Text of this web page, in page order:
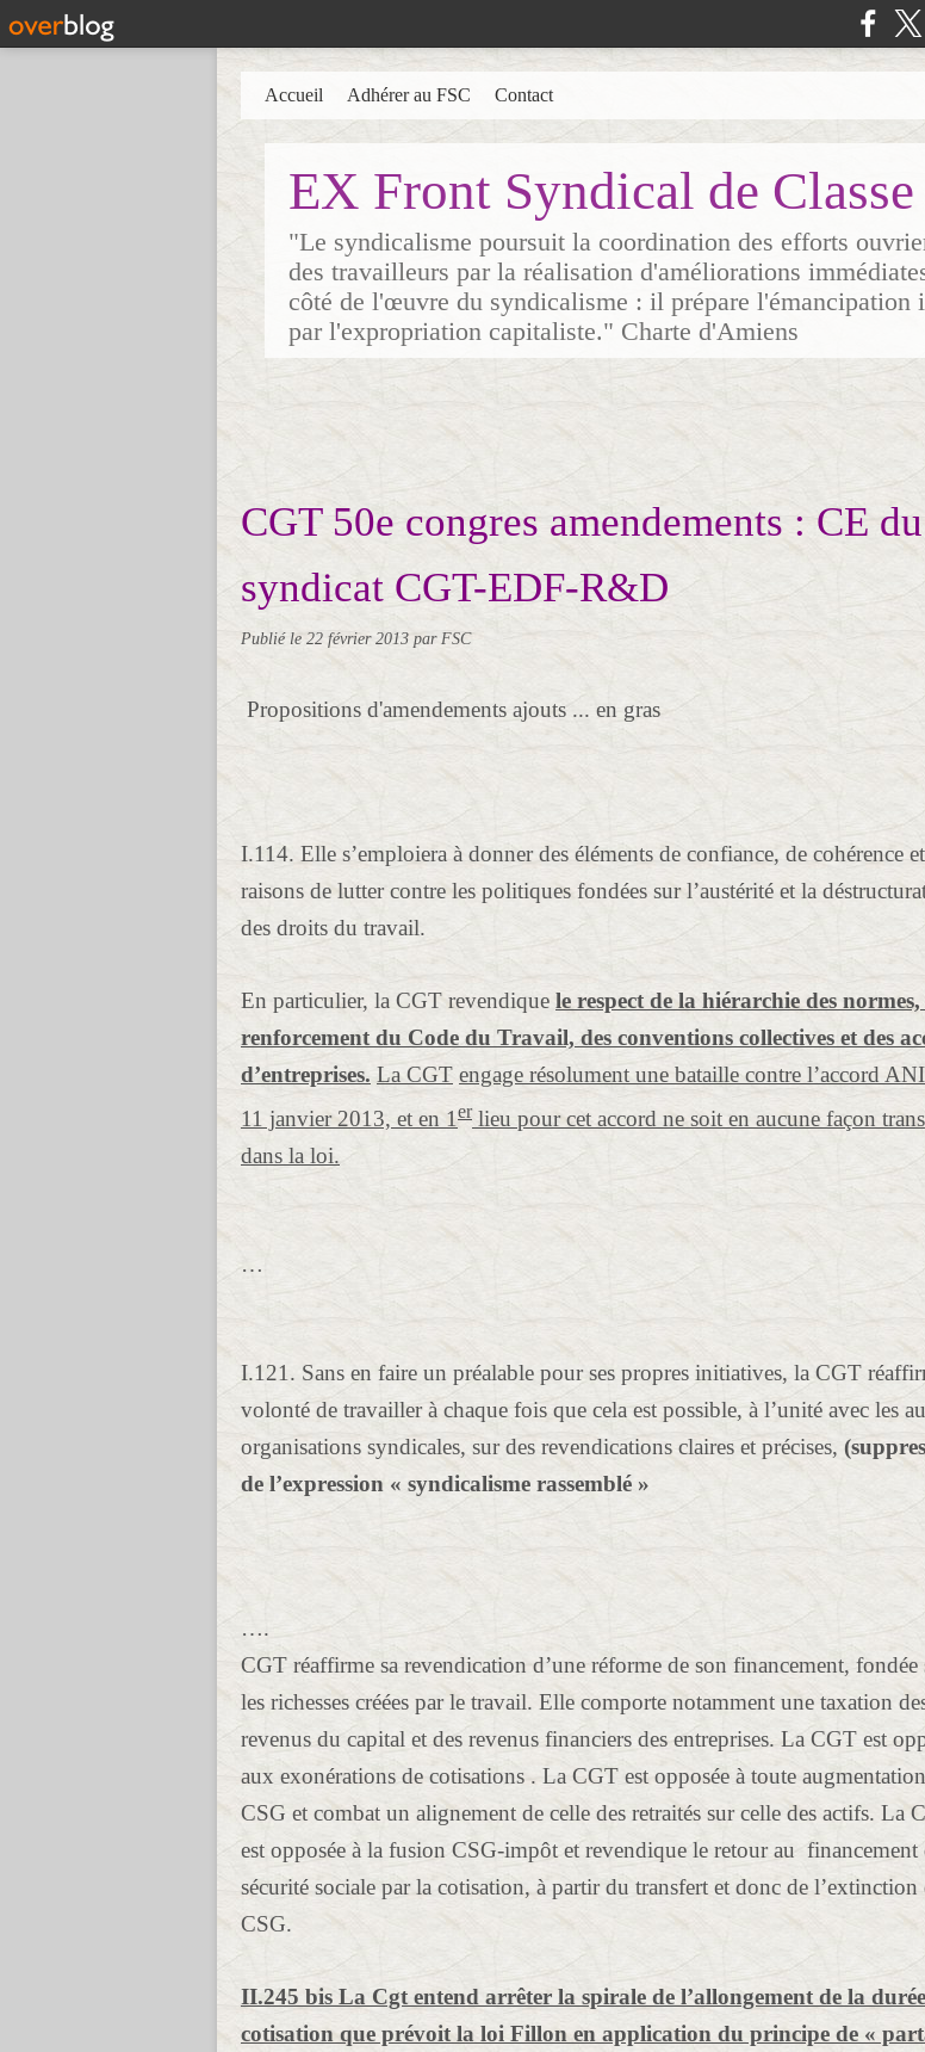
EX Front Syndical de Classe
"Le syndicalisme poursuit la coordination des efforts
des travailleurs par la réalisation d'améliorations
côté de l'œuvre du syndicalisme : il prépare l'émancipation
par l'expropriation capitaliste." Charte d'Amiens
Accueil Adhérer au FSC Contact
CGT 50e congres amendements : CE du
syndicat CGT-EDF-R&D
Publié le 22 février 2013 par FSC
Propositions d'amendements ajouts ... en gras
I.114. Elle s’emploiera à donner des éléments de confiance, de cohérence
raisons de lutter contre les politiques fondées sur l’austérité et la
des droits du travail.
En particulier, la CGT revendique le respect de la hiérarchie des normes,
renforcement du Code du Travail, des conventions collectives et des
d’entreprises. La CGT engage résolument une bataille contre l’accord
11 janvier 2013, et en 1erlieu pour cet accord ne soit en aucune façon
dans la loi.
…
I.121. Sans en faire un préalable pour ses propres initiatives, la CGT
volonté de travailler à chaque fois que cela est possible, à l’unité avec les
organisations syndicales, sur des revendications claires et précises,
de l’expression « syndicalisme rassemblé »
….
CGT réaffirme sa revendication d’une réforme de son financement, fondée
les richesses créées par le travail. Elle comporte notamment une taxation
revenus du capital et des revenus financiers des entreprises. La CGT est
aux exonérations de cotisations . La CGT est opposée à toute
CSG et combat un alignement de celle des retraités sur celle des actifs. La
est opposée à la fusion CSG-impôt et revendique le retour au financement
sécurité sociale par la cotisation, à partir du transfert et donc de l’extinction
CSG.
II.245 bis La Cgt entend arrêter la spirale de l’allongement de la
cotisation que prévoit la loi Fillon en application du principe de «